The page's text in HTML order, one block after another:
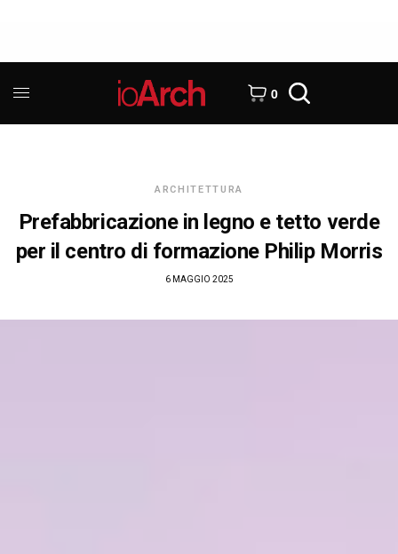
0
ARCHITETTURA
Prefabbricazione in legno e tetto verde
per il centro di formazione Philip Morris
6 MAGGIO 2025